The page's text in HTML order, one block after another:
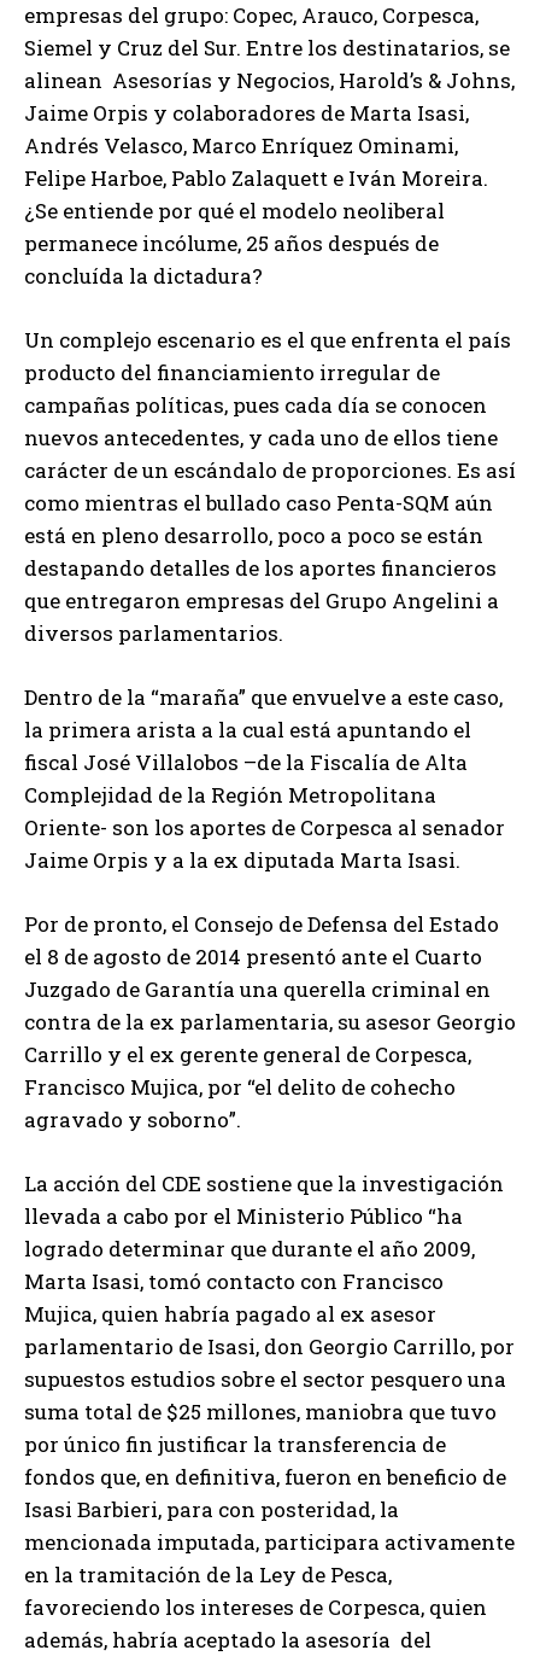
empresas del grupo: Copec, Arauco, Corpesca,
Siemel y Cruz del Sur. Entre los destinatarios, se
alinean Asesorías y Negocios, Harold’s & Johns,
Jaime Orpis y colaboradores de Marta Isasi,
Andrés Velasco, Marco Enríquez Ominami,
Felipe Harboe, Pablo Zalaquett e Iván Moreira.
¿Se entiende por qué el modelo neoliberal
permanece incólume, 25 años después de
concluída la dictadura?
Un complejo escenario es el que enfrenta el país
producto del financiamiento irregular de
campañas políticas, pues cada día se conocen
nuevos antecedentes, y cada uno de ellos tiene
carácter de un escándalo de proporciones. Es así
como mientras el bullado caso Penta-SQM aún
está en pleno desarrollo, poco a poco se están
destapando detalles de los aportes financieros
que entregaron empresas del Grupo Angelini a
diversos parlamentarios.
Dentro de la “maraña” que envuelve a este caso,
la primera arista a la cual está apuntando el
fiscal José Villalobos –de la Fiscalía de Alta
Complejidad de la Región Metropolitana
Oriente- son los aportes de Corpesca al senador
Jaime Orpis y a la ex diputada Marta Isasi.
Por de pronto, el Consejo de Defensa del Estado
el 8 de agosto de 2014 presentó ante el Cuarto
Juzgado de Garantía una querella criminal en
contra de la ex parlamentaria, su asesor Georgio
Carrillo y el ex gerente general de Corpesca,
Francisco Mujica, por “el delito de cohecho
agravado y soborno”.
La acción del CDE sostiene que la investigación
llevada a cabo por el Ministerio Público “ha
logrado determinar que durante el año 2009,
Marta Isasi, tomó contacto con Francisco
Mujica, quien habría pagado al ex asesor
parlamentario de Isasi, don Georgio Carrillo, por
supuestos estudios sobre el sector pesquero una
suma total de $25 millones, maniobra que tuvo
por único fin justificar la transferencia de
fondos que, en definitiva, fueron en beneficio de
Isasi Barbieri, para con posteridad, la
mencionada imputada, participara activamente
en la tramitación de la Ley de Pesca,
favoreciendo los intereses de Corpesca, quien
además, habría aceptado la asesoría del